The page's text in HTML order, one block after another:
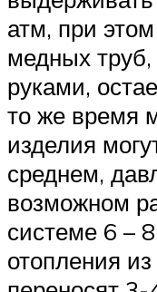
атм, при
медных
руками,
то же время
изделия
среднем,
возможном
системе 6 –
отопления